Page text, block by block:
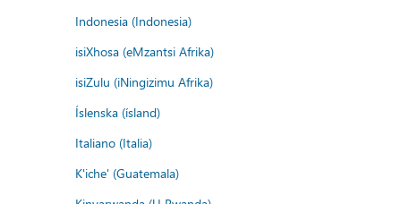
Indonesia (Indonesia)
isiXhosa (eMzantsi Afrika)
isiZulu (iNingizimu Afrika)
Íslenska (ísland)
Italiano (Italia)
K'iche' (Guatemala)